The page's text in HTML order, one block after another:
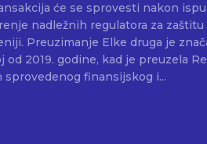
nadležnih regulatora za
Grupe
od 2019. godine, kad je preuzela
sprovedenog finansijskog i...